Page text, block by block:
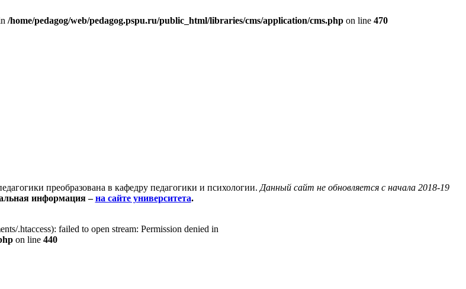
/home/pedagog/web/pedagog.pspu.ru/public_html/libraries/cms/application/cms.php on line 470
преобразована в кафедру педагогики и психологии. Данный сайт не обновляется с начала 2018-19
информация –на сайте университета.
.htaccess): failed to open stream: Permission denied in
on line 440